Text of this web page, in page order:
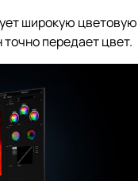
широкую цветовую
передает цвет.